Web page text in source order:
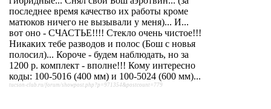
последнее время качество их работы кроме
матюков ничего не вызывали у меня)... И...
вот оно - СЧАСТЬЕ!!!! Стекло очень чистое!!!
Никаких тебе разводов и полос (Бош с новья
полосил)... Короче - будем наблюдать, но за
1200 р. комплект - вполне!!! Кому интересно
коды: 100-5016 (400 мм) и 100-5024 (600 мм)...
tucson-club.ru/forum/showpost.php?p=971354&postcount=779